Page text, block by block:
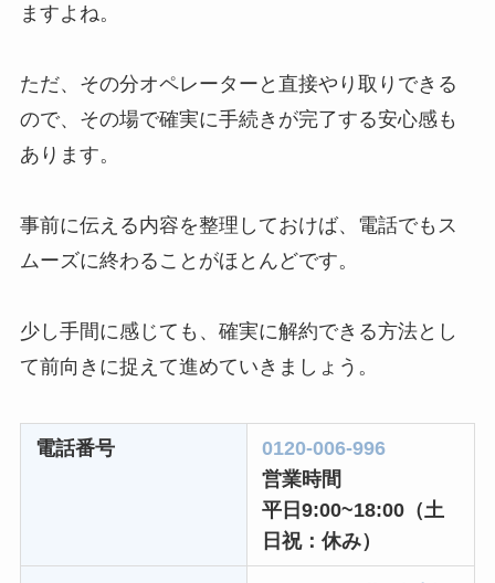
ますよね。
ただ、その分オペレーターと直接やり取りできる
ので、その場で確実に手続きが完了する安心感も
あります。
事前に伝える内容を整理しておけば、電話でもス
ムーズに終わることがほとんどです。
少し手間に感じても、確実に解約できる方法とし
て前向きに捉えて進めていきましょう。
電話番号
0120-006-996
営業時間
平日9:00~18:00（土
日祝：休み）